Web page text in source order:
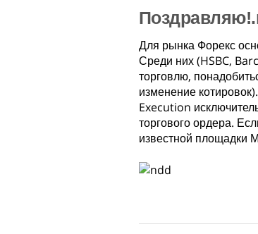
Для рынка Форекс
Среди них (HSBC,
торговлю,
изменение
Execution
торгового ордера.
известной площадки